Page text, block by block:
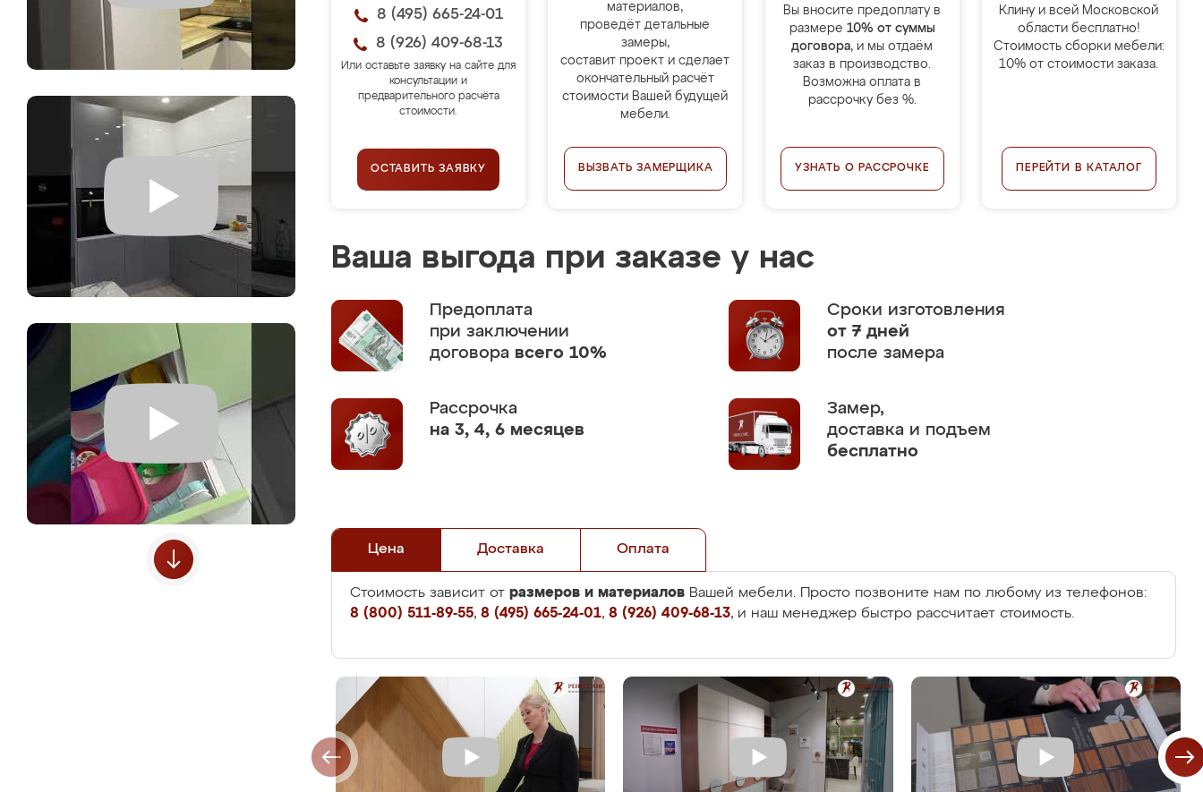
8 (495) 665-24-01
8 (926) 409-68-13
Или оставьте заявку на сайте для
консультации и
предварительного расчёта
стоимости.
ОСТАВИТЬ ЗАЯВКУ
материалов,
проведёт детальные
замеры,
составит проект и сделает
окончательный расчёт
стоимости Вашей будущей
мебели.
ВЫЗВАТЬ ЗАМЕРЩИКА
Вы вносите предоплату в
размере 10% от суммы
договора, и мы отдаём
заказ в производство.
Возможна оплата в
рассрочку без %.
УЗНАТЬ О РАССРОЧКЕ
Клину и всей Московской
области бесплатно!
Стоимость сборки мебели:
10% от стоимости заказа.
ПЕРЕЙТИ В КАТАЛОГ
Ваша выгода при заказе у нас
Предоплата
при заключении
договора всего 10%
Сроки изготовления
от 7 дней
после замера
Рассрочка
на 3, 4, 6 месяцев
Замер,
доставка и подъем
бесплатно
Цена Доставка Оплата
Стоимость зависит от размеров и материалов Вашей мебели. Просто позвоните нам по любому из телефонов:
8 (800) 511-89-55, 8 (495) 665-24-01, 8 (926) 409-68-13, и наш менеджер быстро рассчитает стоимость.